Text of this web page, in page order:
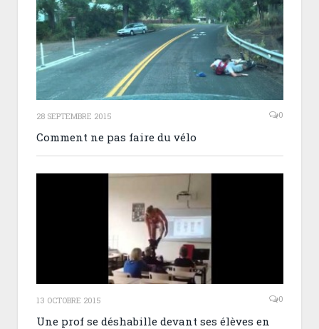
28 SEPTEMBRE 2015 0
Comment ne pas faire du vélo
13 OCTOBRE 2015 0
Une prof se déshabille devant ses élèves en